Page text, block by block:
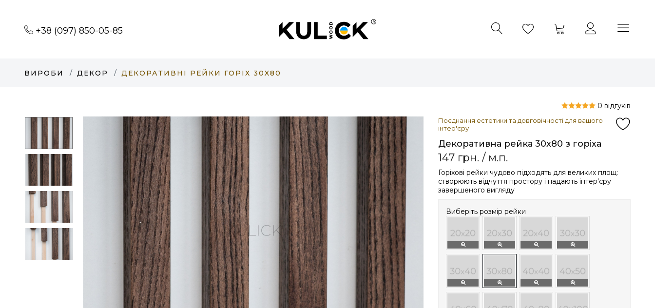
+38 (097) 850-05-85
ВИРОБИ ДЕКОР ДЕКОРАТИВНІ РЕЙКИ ГОРІХ 30X80
Поєднання естетики та довговічності для вашого
інтер'єру
Декоративна рейка 30x80 з горіха
0 відгуків
147 грн. / м.п.
Горіхові рейки чудово підходять для великих площ:
створюють відчуття простору і надають інтер'єру
завершеного вигляду
Виберіть розмір рейки